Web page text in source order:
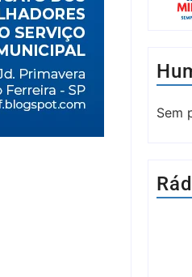
Sem